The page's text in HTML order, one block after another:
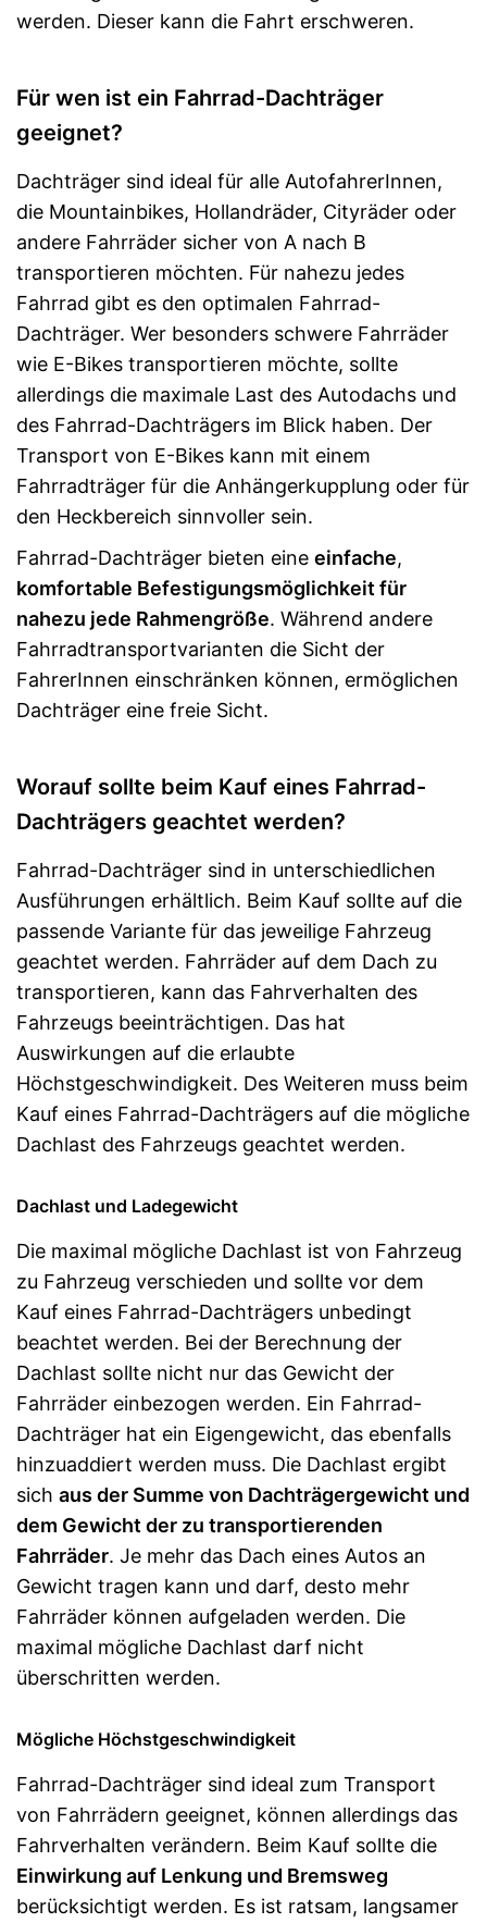
werden. Dieser kann die Fahrt erschweren.
Für wen ist ein Fahrrad-Dachträger
geeignet?
Dachträger sind ideal für alle AutofahrerInnen,
die Mountainbikes, Hollandräder, Cityräder oder
andere Fahrräder sicher von A nach B
transportieren möchten. Für nahezu jedes
Fahrrad gibt es den optimalen Fahrrad-
Dachträger. Wer besonders schwere Fahrräder
wie E-Bikes transportieren möchte, sollte
allerdings die maximale Last des Autodachs und
des Fahrrad-Dachträgers im Blick haben. Der
Transport von E-Bikes kann mit einem
Fahrradträger für die Anhängerkupplung oder für
den Heckbereich sinnvoller sein.
Fahrrad-Dachträger bieten eine einfache,
komfortable Befestigungsmöglichkeit für
nahezu jede Rahmengröße. Während andere
Fahrradtransportvarianten die Sicht der
FahrerInnen einschränken können, ermöglichen
Dachträger eine freie Sicht.
Worauf sollte beim Kauf eines Fahrrad-
Dachträgers geachtet werden?
Fahrrad-Dachträger sind in unterschiedlichen
Ausführungen erhältlich. Beim Kauf sollte auf die
passende Variante für das jeweilige Fahrzeug
geachtet werden. Fahrräder auf dem Dach zu
transportieren, kann das Fahrverhalten des
Fahrzeugs beeinträchtigen. Das hat
Auswirkungen auf die erlaubte
Höchstgeschwindigkeit. Des Weiteren muss beim
Kauf eines Fahrrad-Dachträgers auf die mögliche
Dachlast des Fahrzeugs geachtet werden.
Dachlast und Ladegewicht
Die maximal mögliche Dachlast ist von Fahrzeug
zu Fahrzeug verschieden und sollte vor dem
Kauf eines Fahrrad-Dachträgers unbedingt
beachtet werden. Bei der Berechnung der
Dachlast sollte nicht nur das Gewicht der
Fahrräder einbezogen werden. Ein Fahrrad-
Dachträger hat ein Eigengewicht, das ebenfalls
hinzuaddiert werden muss. Die Dachlast ergibt
sich aus der Summe von Dachträgergewicht und
dem Gewicht der zu transportierenden
Fahrräder. Je mehr das Dach eines Autos an
Gewicht tragen kann und darf, desto mehr
Fahrräder können aufgeladen werden. Die
maximal mögliche Dachlast darf nicht
überschritten werden.
Mögliche Höchstgeschwindigkeit
Fahrrad-Dachträger sind ideal zum Transport
von Fahrrädern geeignet, können allerdings das
Fahrverhalten verändern. Beim Kauf sollte die
Einwirkung auf Lenkung und Bremsweg
berücksichtigt werden. Es ist ratsam, langsamer